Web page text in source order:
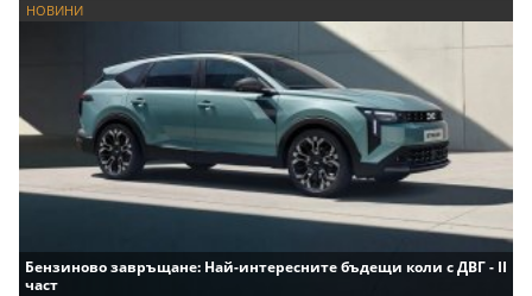
НОВИНИ
Бензиново завръщане: Най-интересните бъдещи коли с ДВГ - II
част